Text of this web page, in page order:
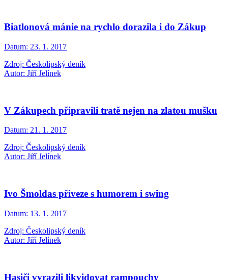
Biatlonová mánie na rychlo dorazila i do Zákup
Datum: 23. 1. 2017
Zdroj: Českolipský deník
Autor: Jiří Jelínek
V Zákupech připravili tratě nejen na zlatou mušku
Datum: 21. 1. 2017
Zdroj: Českolipský deník
Autor: Jiří Jelínek
Ivo Šmoldas přiveze s humorem i swing
Datum: 13. 1. 2017
Zdroj: Českolipský deník
Autor: Jiří Jelínek
Hasiči vyrazili likvidovat rampouchy